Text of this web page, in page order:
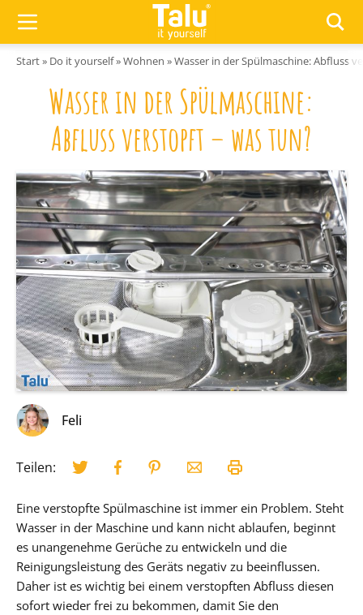
Start» Do it yourself»Wohnen »Wasser in der Spülmaschine: Abfluss
Wasser in der Spülmaschine:
Abfluss verstopft – was tun?
Feli
Teilen:
Eine verstopfte Spülmaschine ist immer ein Problem. Steht
Wasser in der Maschine und kann nicht ablaufen, beginnt
es unangenehme Gerüche zu entwickeln und die
Reinigungsleistung des Geräts negativ zu beeinflussen.
Daher ist es wichtig bei einem verstopften Abfluss diesen
sofort wieder frei zu bekommen, damit Sie den